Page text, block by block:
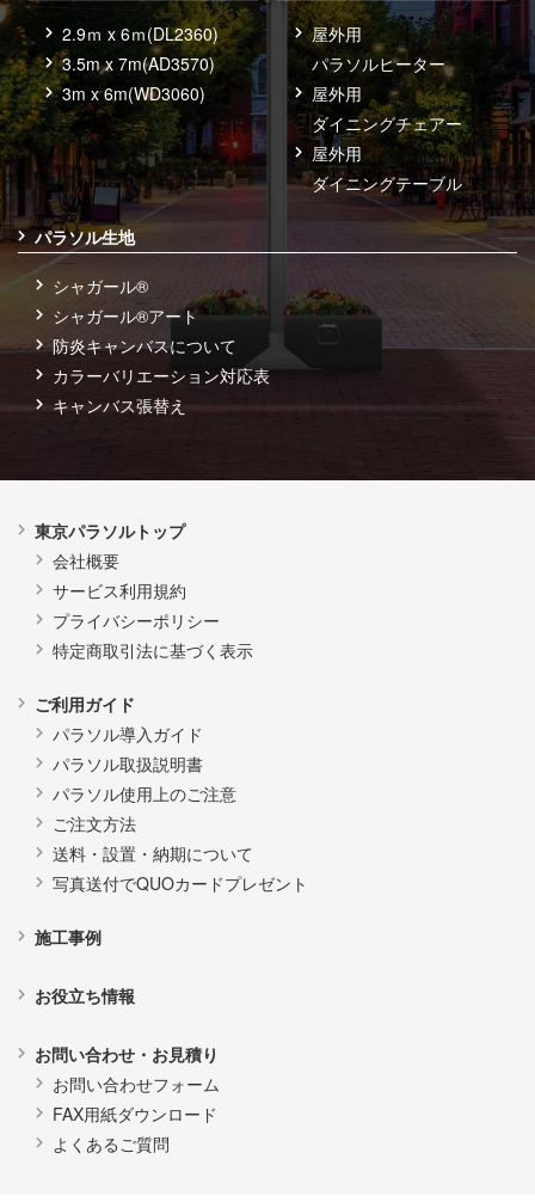
2.9ｍ x 6ｍ(DL2360)
3.5m x 7m(AD3570)
3m x 6m(WD3060)
屋外用
パラソルヒーター
屋外用
ダイニングチェアー
屋外用
ダイニングテーブル
パラソル生地
シャガール®
シャガール®アート
防炎キャンバスについて
カラーバリエーション対応表
キャンバス張替え
東京パラソルトップ
会社概要
サービス利用規約
プライバシーポリシー
特定商取引法に基づく表示
ご利用ガイド
パラソル導入ガイド
パラソル取扱説明書
パラソル使用上のご注意
ご注文方法
送料・設置・納期について
写真送付でQUOカードプレゼント
施工事例
お役立ち情報
お問い合わせ・お見積り
お問い合わせフォーム
FAX用紙ダウンロード
よくあるご質問